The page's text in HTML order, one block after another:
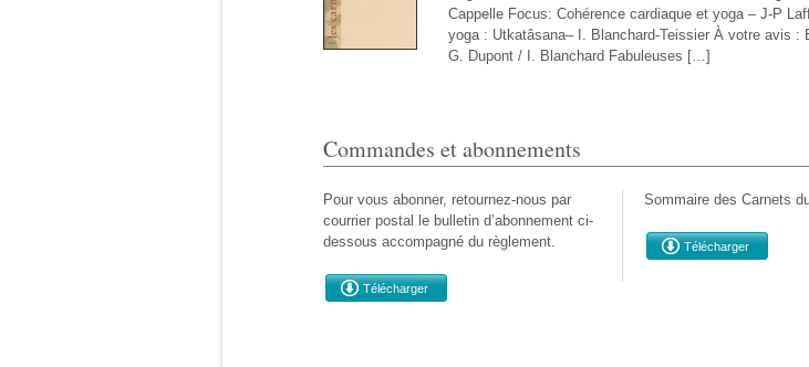
Cappelle Focus: Cohérence cardiaque et yoga – J-P
yoga : Utkatâsana– I. Blanchard-Teissier À votre avis
G. Dupont / I. Blanchard Fabuleuses […]
Commandes et abonnements
Pour vous abonner, retournez-nous par
courrier postal le bulletin d’abonnement ci-
dessous accompagné du règlement.
Télécharger
Sommaire des Carnets
Télécharger